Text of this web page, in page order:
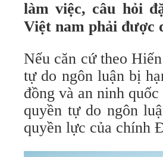
làm việc, câu hỏi
Việt nam phải được
Nếu căn cứ theo
tự do ngôn luận bị
đồng và an ninh
quyền tự do ngôn
quyền lực của chính